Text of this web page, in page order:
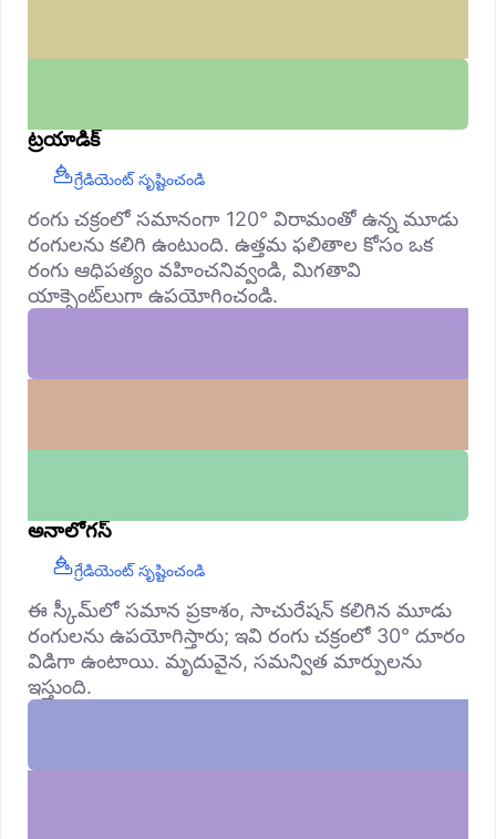
ట్రయాడిక్
గ్రేడియెంట్ సృష్టించండి
రంగు చక్రంలో సమానంగా 120° విరామంతో ఉన్న మూడు
రంగులను కలిగి ఉంటుంది. ఉత్తమ ఫలితాల కోసం ఒక
రంగు ఆధిపత్యం వహించనివ్వండి, మిగతావి
యాక్సెంట్‌లుగా ఉపయోగించండి.
అనాలోగస్
గ్రేడియెంట్ సృష్టించండి
ఈ స్కీమ్‌లో సమాన ప్రకాశం, సాచురేషన్ కలిగిన మూడు
రంగులను ఉపయోగిస్తారు; ఇవి రంగు చక్రంలో 30° దూరం
విడిగా ఉంటాయి. మృదువైన, సమన్విత మార్పులను
ఇస్తుంది.